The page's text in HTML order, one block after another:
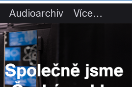
Audioarchiv Více…